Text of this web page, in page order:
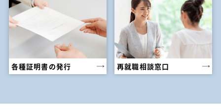
各種証明書の発行 再就職相談窓口